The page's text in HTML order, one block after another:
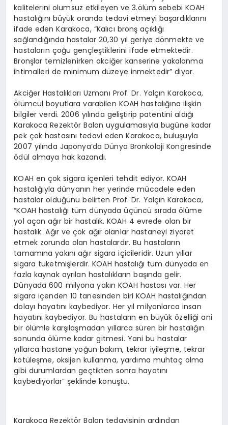
kalitelerini olumsuz etkileyen ve 3.ölüm sebebi KOAH
hastalığını büyük oranda tedavi etmeyi başardıklarını
ifade eden Karakoca, “Kalıcı bronş açıklığı
sağlandığında hastalar 20,30 yıl geriye dönmekte ve
hastaların çoğu gençleştiklerini ifade etmektedir.
Bronşlar temizlenirken akciğer kanserine yakalanma
ihtimalleri de minimum düzeye inmektedir” diyor.
Akciğer Hastalıkları Uzmanı Prof. Dr. Yalçın Karakoca,
ölümcül boyutlara varabilen KOAH hastalığına ilişkin
bilgiler verdi. 2006 yılında geliştirip patentini aldığı
Karakoca Rezektör Balon uygulamasıyla bugüne kadar
pek çok hastasını tedavi eden Karakoca, buluşuyla
2007 yılında Japonya’da Dünya Bronkoloji Kongresinde
ödül almaya hak kazandı.
KOAH en çok sigara içenleri tehdit ediyor. KOAH
hastalığıyla dünyanın her yerinde mücadele eden
hastalar olduğunu belirten Prof. Dr. Yalçın Karakoca,
“KOAH hastalığı tüm dünyada üçüncü sırada ölüme
yol açan ağır bir hastalık. KOAH 4 evrede olan bir
hastalık. Ağır ve çok ağır olanlar hastaneyi ziyaret
etmek zorunda olan hastalardır. Bu hastaların
tamamına yakını ağır sigara içicileridir. Uzun yıllar
sigara tüketmişlerdir. KOAH hastalığı tüm dünyada en
fazla kaynak ayrılan hastalıkların başında gelir.
Dünyada 600 milyona yakın KOAH hastası var. Her
sigara içenden 10 tanesinden biri KOAH hastalığından
dolayı hayatını kaybediyor. Her yıl milyonlarca insan
hayatını kaybediyor. Bu hastaların en büyük özelliği ani
bir ölümle karşılaşmadan yıllarca süren bir hastalığın
sonunda ölüme kadar gitmesi. Yani bu hastalar
yıllarca hastane yoğun bakım, tekrar iyileşme, tekrar
kötüleşme, oksijen kullanma, yardıma muhtaç olma
gibi durumlardan geçtikten sonra hayatını
kaybediyorlar” şeklinde konuştu.
Karakoca Rezektör Balon tedavisinin ardından